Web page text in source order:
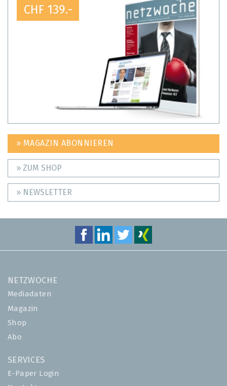
CHF 139.-
» MAGAZIN ABONNIEREN
» ZUM SHOP
» NEWSLETTER
NETZWOCHE
Mediadaten
Magazin
Shop
Abo
SERVICES
E-Paper Login